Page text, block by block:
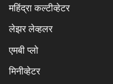
महिंद्रा कल्टीव्हेटर
लेझर लेव्हलर
एमबी प्लो
मिनीव्हेटर